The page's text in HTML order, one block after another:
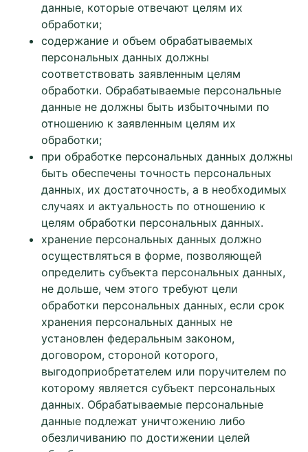
данные, которые отвечают целям их
обработки;
содержание и объем обрабатываемых
персональных данных должны
соответствовать заявленным целям
обработки. Обрабатываемые персональные
данные не должны быть избыточными по
отношению к заявленным целям их
обработки;
при обработке персональных данных должны
быть обеспечены точность персональных
данных, их достаточность, а в необходимых
случаях и актуальность по отношению к
целям обработки персональных данных.
хранение персональных данных должно
осуществляться в форме, позволяющей
определить субъекта персональных данных,
не дольше, чем этого требуют цели
обработки персональных данных, если срок
хранения персональных данных не
установлен федеральным законом,
договором, стороной которого,
выгодоприобретателем или поручителем по
которому является субъект персональных
данных. Обрабатываемые персональные
данные подлежат уничтожению либо
обезличиванию по достижении целей